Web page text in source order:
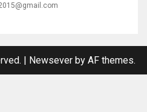
| Newseverby AF themes.